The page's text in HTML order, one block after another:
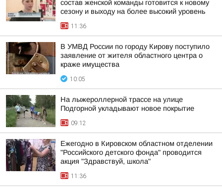
состав женской команды готовится к новому
сезону и выходу на более высокий уровень
11:36
В УМВД России по городу Кирову поступило
заявление от жителя областного центра о
краже имущества
10:05
На лыжероллерной трассе на улице
Подгорной укладывают новое покрытие
09:12
Ежегодно в Кировском областном отделении
"Российского детского фонда" проводится
акция "Здравствуй, школа"
11:36